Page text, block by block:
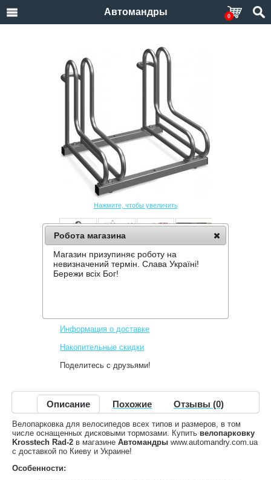
Автомандры 0
Нажмите, чтобы увеличить
ВЕЛОПАРКОВКА KROSSTECH RAD-2
Информация о доставке
Накопительные скидки
Поделитесь с друзьями!
Описание Похожие Отзывы (0)
Велопарковка для велосипедов всех типов и размеров, в том
числе оснащенных дисковыми тормозами. Купить велопарковку
Krosstech Rad-2 в магазине Автомандры www.automandry.com.ua
с доставкой по Киеву и Украине!
Особенности:
Робота магазина
Магазин призупиняє роботу на
невизначений термін. Слава Україні!
Бережи всіх Бог!